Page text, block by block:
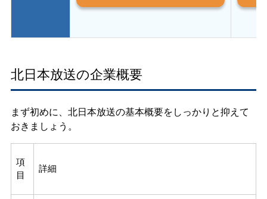
北日本放送の企業概要
まず初めに、北日本放送の基本概要をしっかりと抑えて
おきましょう。
項
目
詳細